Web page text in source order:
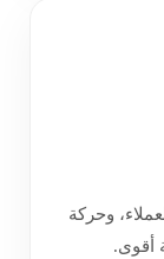
وحركة
أقوى.